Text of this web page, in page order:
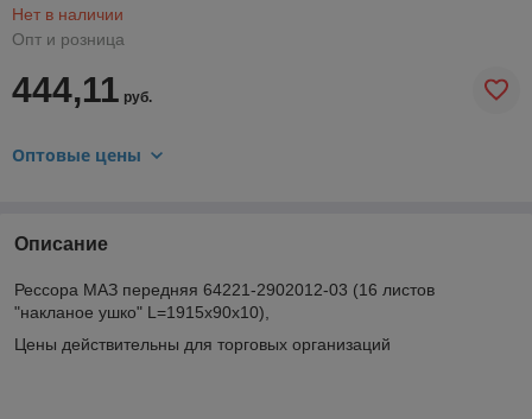
Нет в наличии
Опт и розница
444,11 руб.
Оптовые цены
Описание
Рессора МАЗ передняя 64221-2902012-03 (16 листов
"накланое ушко" L=1915х90х10),
Цены действительны для торговых организаций